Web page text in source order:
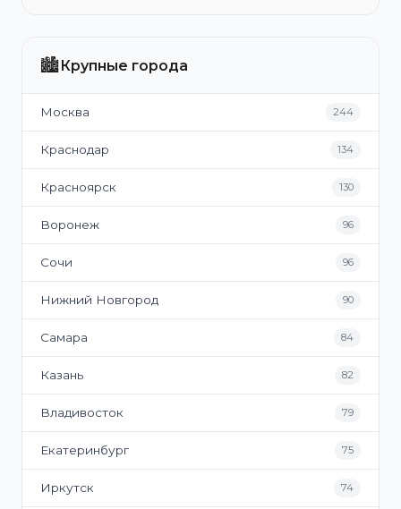
🏙️Крупные города
Москва 244
Краснодар 134
Красноярск 130
Воронеж 96
Сочи 96
Нижний Новгород 90
Самара 84
Казань 82
Владивосток 79
Екатеринбург 75
Иркутск 74